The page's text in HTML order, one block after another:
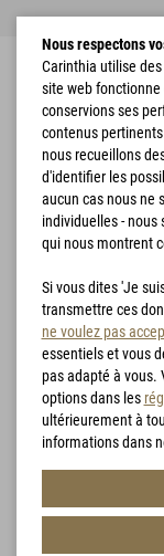
Accueil
Nous respectons
Carinthia utilise
site web
conservions ses
contenus
nous recueillons
d'identifier les
aucun cas nous ne
individuelles -
qui nous montrent
Si vous dites 'Je
transmettre ces
ne voulez pas
essentiels et vous
pas adapté à vous.
options dans les
ultérieurement à
informations dans